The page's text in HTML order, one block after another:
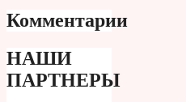
Комментарии
НАШИ
ПАРТНЕРЫ